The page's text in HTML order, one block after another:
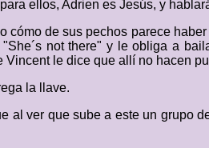
ellos, Adrien es Jesús, y
de sus pechos parece
not there" y le obliga a
le dice que allí no hacen
la llave.
ver que sube a este un grupo